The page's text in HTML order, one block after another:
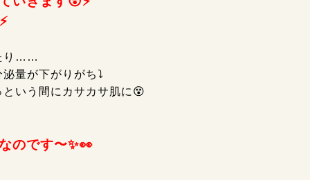
り……
量が下がりがち⤵
いう間にカサカサ肌に😵
のです〜✨👀